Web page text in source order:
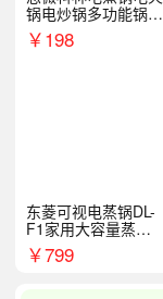
锅电炒锅多功能锅电
热锅泡面小电锅
￥198
东菱可视电蒸锅DL-
F1家用大容量蒸炖
锅
￥799